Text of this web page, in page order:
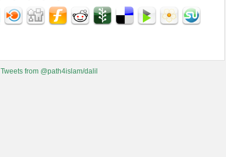
Tweets from @path4islam/dalil